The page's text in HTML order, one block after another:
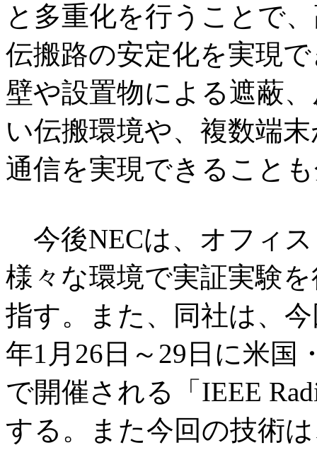
と多重化を行うことで
伝搬路の安定化を実現
壁や設置物による遮蔽
い伝搬環境や、複数端
通信を実現できること
今後NECは、オフィ
様々な環境で実証実験
指す。また、同社は、
年1月26日～29日に米
で開催される「IEEE
する。また今回の技術